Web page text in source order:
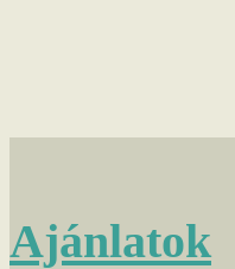
Ajánlatok